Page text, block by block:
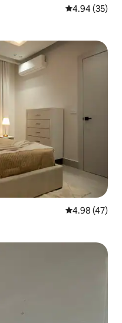
Ukadiriaji wa
4.94 (35)
Ukadiriaji wa
4.98 (47)